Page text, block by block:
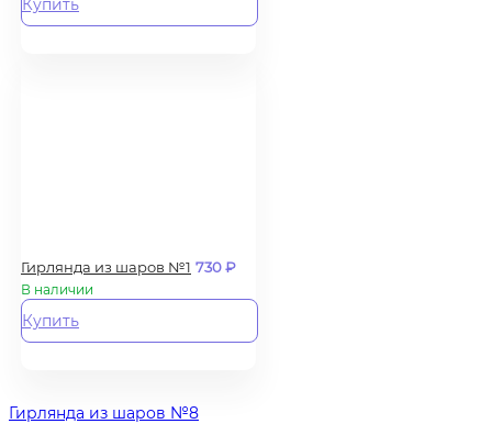
Гирлянда из шаров №1 730₽
В наличии
Купить
Гирлянда из шаров №8